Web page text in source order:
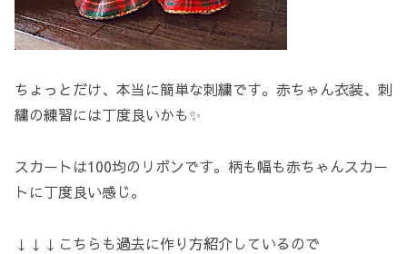
ちょっとだけ、本当に簡単な刺繍です。赤ちゃん衣装、刺
繍の練習には丁度良いかも✨
スカートは100均のリボンです。柄も幅も赤ちゃんスカー
トに丁度良い感じ。
↓↓↓こちらも過去に作り方紹介しているので